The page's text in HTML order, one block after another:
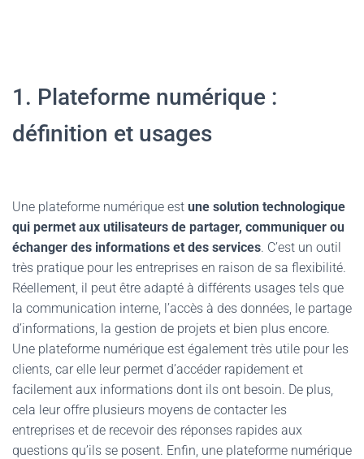
1. Plateforme numérique :
définition et usages
Une plateforme numérique est une solution technologique
qui permet aux utilisateurs de partager, communiquer ou
échanger des informations et des services. C’est un outil
très pratique pour les entreprises en raison de sa flexibilité.
Réellement, il peut être adapté à différents usages tels que
la communication interne, l’accès à des données, le partage
d’informations, la gestion de projets et bien plus encore.
Une plateforme numérique est également très utile pour les
clients, car elle leur permet d’accéder rapidement et
facilement aux informations dont ils ont besoin. De plus,
cela leur offre plusieurs moyens de contacter les
entreprises et de recevoir des réponses rapides aux
questions qu’ils se posent. Enfin, une plateforme numérique